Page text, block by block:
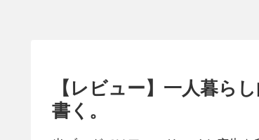
【レビュー】一人暮ら
書く。